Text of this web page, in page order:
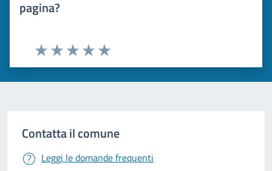
pagina?
Valuta 5 stelle su 5
Valuta 4 stelle su 5
Valuta 3 stelle su 5
Valuta 2 stelle su 5
Valuta 1 stelle su 5
Contatta il comune
Leggi le domande frequenti